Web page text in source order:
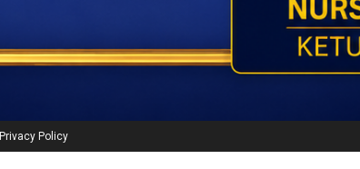
Privacy Policy